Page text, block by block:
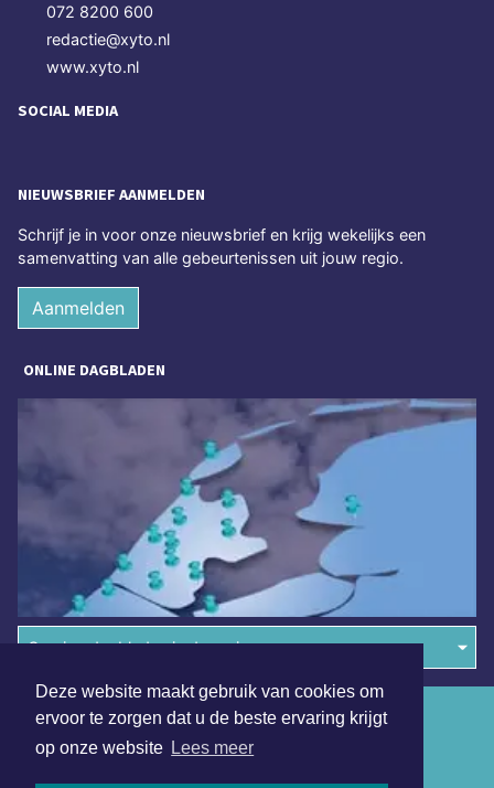
Deze website maakt gebruik van cookies om
ervoor te zorgen dat u de beste ervaring krijgt
op onze website Lees meer
072 8200 600
redactie@xyto.nl
www.xyto.nl
SOCIAL MEDIA
NIEUWSBRIEF AANMELDEN
Schrijf je in voor onze nieuwsbrief en krijg wekelijks een
samenvatting van alle gebeurtenissen uit jouw regio.
Aanmelden
ONLINE DAGBLADEN
Overige dagbladen in de regio
Algemene voorwaarden
Disclaimer